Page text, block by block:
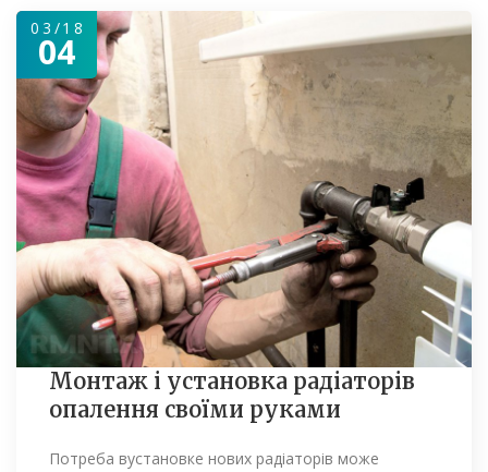
03/18
04
Монтаж і установка радіаторів
опалення своїми руками
Потреба вустановке нових радіаторів може